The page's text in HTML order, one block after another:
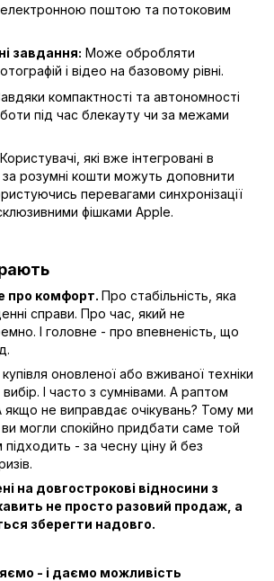
поштою та потоковим
завдання: Може обробляти
і відео на базовому рівні.
компактності та автономності
під час блекауту чи за межами
Користувачі, які вже інтегровані в
розумні кошти можуть доповнити
перевагами синхронізації
фішками Apple.
про комфорт. Про стабільність, яка
справи. Про час, який не
І головне - про впевненість, що
оновленої або вживаної техніки
І часто з сумнівами. А раптом
не виправдає очікувань? Тому ми
могли спокійно придбати саме той
підходить - за чесну ціну й без
на довгострокові відносини з
не просто разовий продаж, а
зберегти надовго.
- і даємо можливість